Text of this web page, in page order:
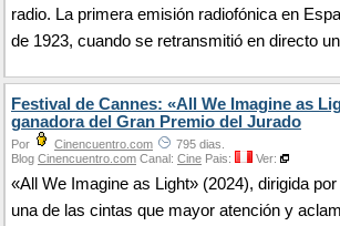
radio. La primera emisión radiofónica en
de 1923, cuando se retransmitió en directo
Festival de Cannes: «All We Imagine as
ganadora del Gran Premio del Jurado
Por Cinencuentro.com
795 dias.
Blog Cinencuentro.com Canal: Cine Pais: Ver:
«All We Imagine as Light» (2024), dirigida
una de las cintas que mayor atención y